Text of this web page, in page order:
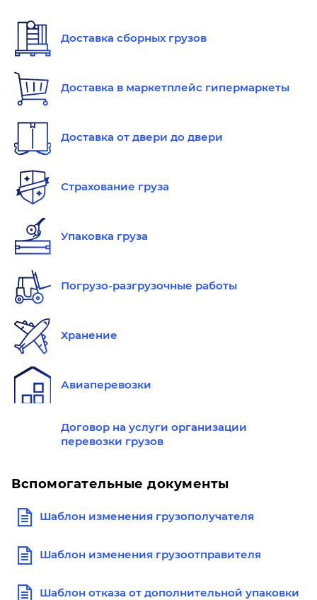
Доставка сборных грузов
Доставка в маркетплейс гипермаркеты
Доставка от двери до двери
Страхование груза
Упаковка груза
Погрузо-разгрузочные работы
Хранение
Авиаперевозки
Договор на услуги организации
перевозки грузов
Вспомогательные документы
Шаблон изменения грузополучателя
Шаблон изменения грузоотправителя
Шаблон отказа от дополнительной упаковки